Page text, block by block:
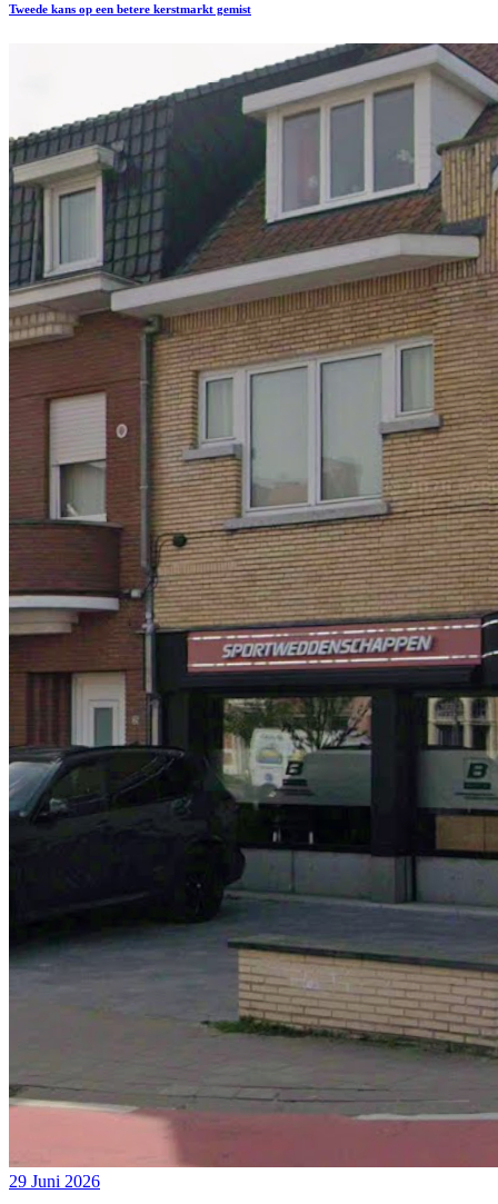
Tweede kans op een betere kerstmarkt gemist
29 Juni 2026